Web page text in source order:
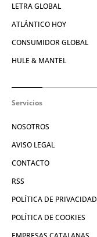
LETRA GLOBAL
ATLÁNTICO HOY
CONSUMIDOR GLOBAL
HULE & MANTEL
Servicios
NOSOTROS
AVISO LEGAL
CONTACTO
RSS
POLÍTICA DE PRIVACIDAD
POLÍTICA DE COOKIES